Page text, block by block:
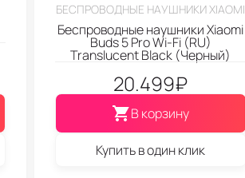
БЕСПРОВОДНЫЕ НАУШНИКИ XIAOMI
Беспроводные наушники Xiaomi
Buds 5 Pro Wi-Fi (RU)
Translucent Black (Черный)
20.499₽
В корзину
Купить в один клик